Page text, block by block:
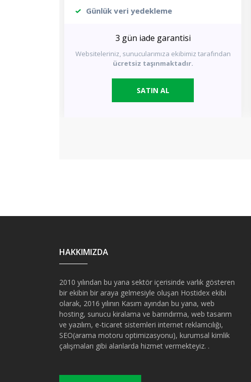
Günlük veri yedekleme
3 gün iade garantisi
Websiteleriniz, sunucularımıza ekibimiz tarafından
ücretsiz taşınmaktadır.
SATIN AL
HAKKIMIZDA
2010 yılından bu yana sektör içerisinde varlık gösteren
bir ekibin bir araya gelmesiyle oluşan Hostidex ekibi
olarak, 2016 yılının Kasım ayından bu yana, web
hosting, sunucu kiralama ve barındırma, web tasarım
ve yazılım, e-ticaret sistemleri internet reklamcılığı,
SEO(arama motoru optimizasyonu), kurumsal kimlik
çalışmaları gibi alanlarda hizmet vermekteyiz. .